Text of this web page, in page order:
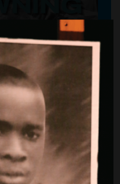
2026
Betroffenen!
Vergabe von
Betroffenen
Schädigung
Gesundheit